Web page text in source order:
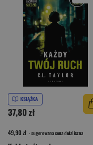
KSIĄŻKA
37,80 zł
49,90 zł - sugerowana cena detaliczna